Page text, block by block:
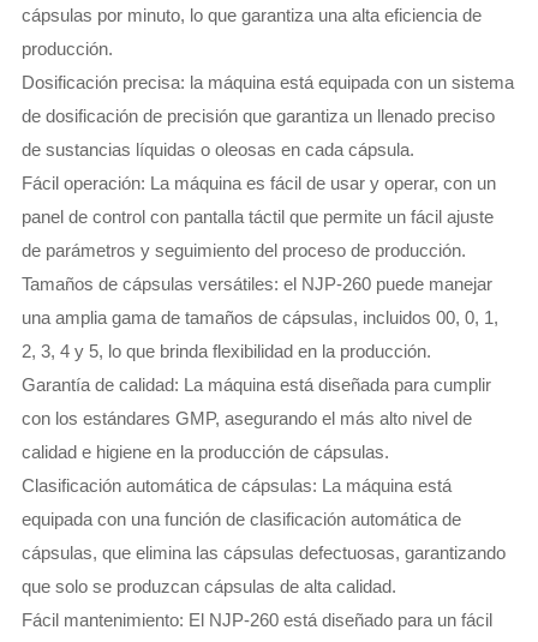
cápsulas por minuto, lo que garantiza una alta eficiencia de
producción.
Dosificación precisa: la máquina está equipada con un sistema
de dosificación de precisión que garantiza un llenado preciso
de sustancias líquidas o oleosas en cada cápsula.
Fácil operación: La máquina es fácil de usar y operar, con un
panel de control con pantalla táctil que permite un fácil ajuste
de parámetros y seguimiento del proceso de producción.
Tamaños de cápsulas versátiles: el NJP-260 puede manejar
una amplia gama de tamaños de cápsulas, incluidos 00, 0, 1,
2, 3, 4 y 5, lo que brinda flexibilidad en la producción.
Garantía de calidad: La máquina está diseñada para cumplir
con los estándares GMP, asegurando el más alto nivel de
calidad e higiene en la producción de cápsulas.
Clasificación automática de cápsulas: La máquina está
equipada con una función de clasificación automática de
cápsulas, que elimina las cápsulas defectuosas, garantizando
que solo se produzcan cápsulas de alta calidad.
Fácil mantenimiento: El NJP-260 está diseñado para un fácil